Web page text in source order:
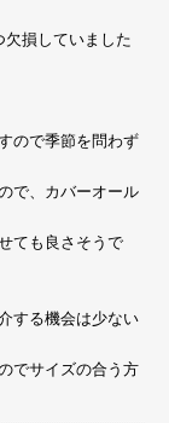
欠損していました
ので季節を問わず
で、カバーオール
ても良さそうで
する機会は少ない
でサイズの合う方